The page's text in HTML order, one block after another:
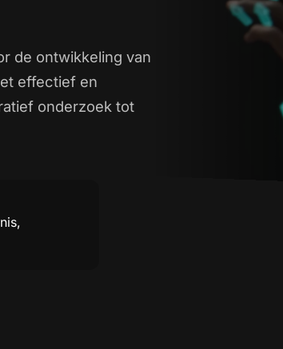
de ontwikkeling van
effectief en
onderzoek tot